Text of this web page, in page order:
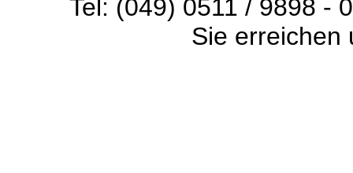
Tel: (049) 0511 / 9898 -
Sie